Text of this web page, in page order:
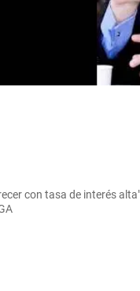
con tasa de interés